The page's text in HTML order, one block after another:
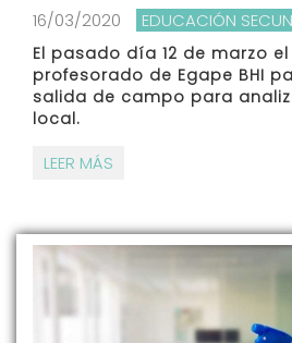
16/03/2020 EDUCACIÓN
El pasado día 12 de marzo
profesorado de Egape BHI
salida de campo para
local.
LEER MÁS